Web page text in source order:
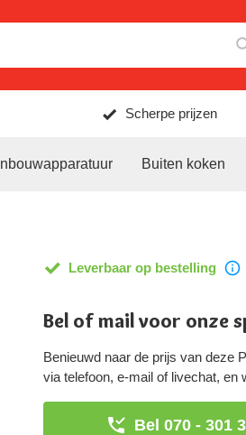
Scherpe prijzen
Inbouwapparatuur Buiten koken
Leverbaar op bestelling
Bel of mail voor onze
Benieuwd naar de prijs van deze
via telefoon, e-mail of livechat, en
Bel 070 - 301